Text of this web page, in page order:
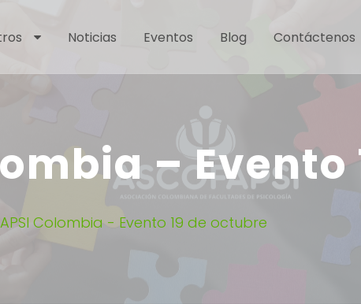
Noticias Eventos Blog Contáctenos
–
Colombia - Evento 19 de octubre